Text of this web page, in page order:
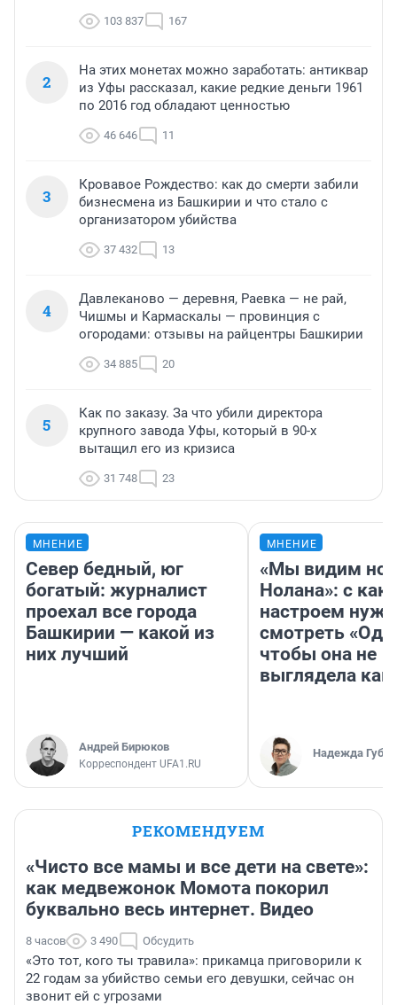
103 837 167
2
На этих монетах можно заработать: антиквар
из Уфы рассказал, какие редкие деньги 1961
по 2016 год обладают ценностью
46 646 11
3
Кровавое Рождество: как до смерти забили
бизнесмена из Башкирии и что стало с
организатором убийства
37 432 13
4
Давлеканово — деревня, Раевка — не рай,
Чишмы и Кармаскалы — провинция с
огородами: отзывы на райцентры Башкирии
34 885 20
5
Как по заказу. За что убили директора
крупного завода Уфы, который в 90-х
вытащил его из кризиса
31 748 23
МНЕНИЕ
Север бедный, юг
богатый: журналист
проехал все города
Башкирии — какой из
них лучший
Андрей Бирюков
Корреспондент UFA1.RU
МНЕНИЕ
«Мы видим
Нолана»: с
настроем
смотреть
чтобы она не
выглядела как
Надежда
РЕКОМЕНДУЕМ
«Чисто все мамы и все дети на свете»:
как медвежонок Момота покорил
буквально весь интернет. Видео
8 часов 3 490 Обсудить
«Это тот, кого ты травила»: прикамца приговорили к
22 годам за убийство семьи его девушки, сейчас он
звонит ей с угрозами